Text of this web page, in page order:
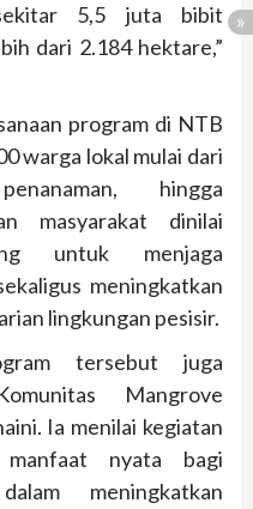
5,5 juta bibit
dari 2.184 hektare,”
program di NTB
warga lokal mulai dari
hingga
masyarakat dinilai
untuk menjaga
meningkatkan
lingkungan pesisir.
tersebut juga
Mangrove
Ia menilai kegiatan
manfaat nyata bagi
meningkatkan